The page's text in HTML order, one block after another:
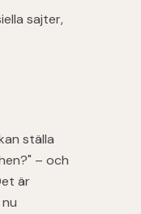
sajter,
ställa
– och
är